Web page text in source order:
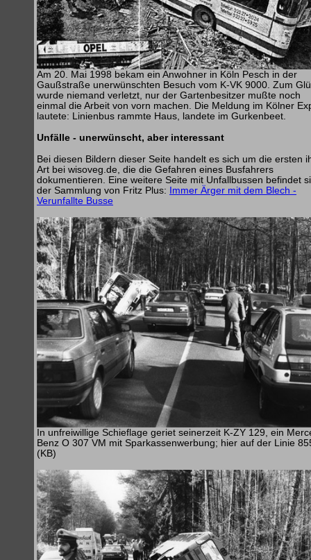
Am 20. Mai 1998 bekam ein Anwohner in Köln Pesch in der
Gaußstraße unerwünschten Besuch vom K-VK 9000. Zum
wurde niemand verletzt, nur der Gartenbesitzer mußte noch
einmal die Arbeit von vorn machen. Die Meldung im Kölner
lautete: Linienbus rammte Haus, landete im Gurkenbeet.
Unfälle - unerwünscht, aber interessant
Bei diesen Bildern dieser Seite handelt es sich um die ersten
Art bei wisoveg.de, die die Gefahren eines Busfahrers
dokumentieren. Eine weitere Seite mit Unfallbussen befindet
der Sammlung von Fritz Plus:
Immer Ärger mit dem Blech -
Verunfallte Busse
In unfreiwillige Schieflage geriet seinerzeit K-ZY 129, ein
Benz O 307 VM mit Sparkassenwerbung; hier auf der Linie
(KB)